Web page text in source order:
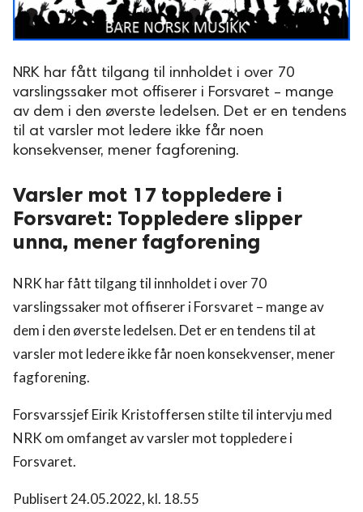
NRK har fått tilgang til innholdet i over 70
varslingssaker mot offiserer i Forsvaret – mange
av dem i den øverste ledelsen. Det er en tendens
til at varsler mot ledere ikke får noen
konsekvenser, mener fagforening.
Varsler mot 17 toppledere i
Forsvaret: Toppledere slipper
unna, mener fagforening
NRK har fått tilgang til innholdet i over 70
varslingssaker mot offiserer i Forsvaret – mange av
dem i den øverste ledelsen. Det er en tendens til at
varsler mot ledere ikke får noen konsekvenser, mener
fagforening.
Forsvarssjef Eirik Kristoffersen stilte til intervju med
NRK om omfanget av varsler mot toppledere i
Forsvaret.
Publisert 24.05.2022, kl. 18.55